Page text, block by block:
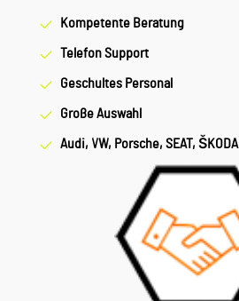
Kompetente Beratung
Telefon Support
Geschultes Personal
Große Auswahl
Audi, VW, Porsche, SEAT, ŠKODA